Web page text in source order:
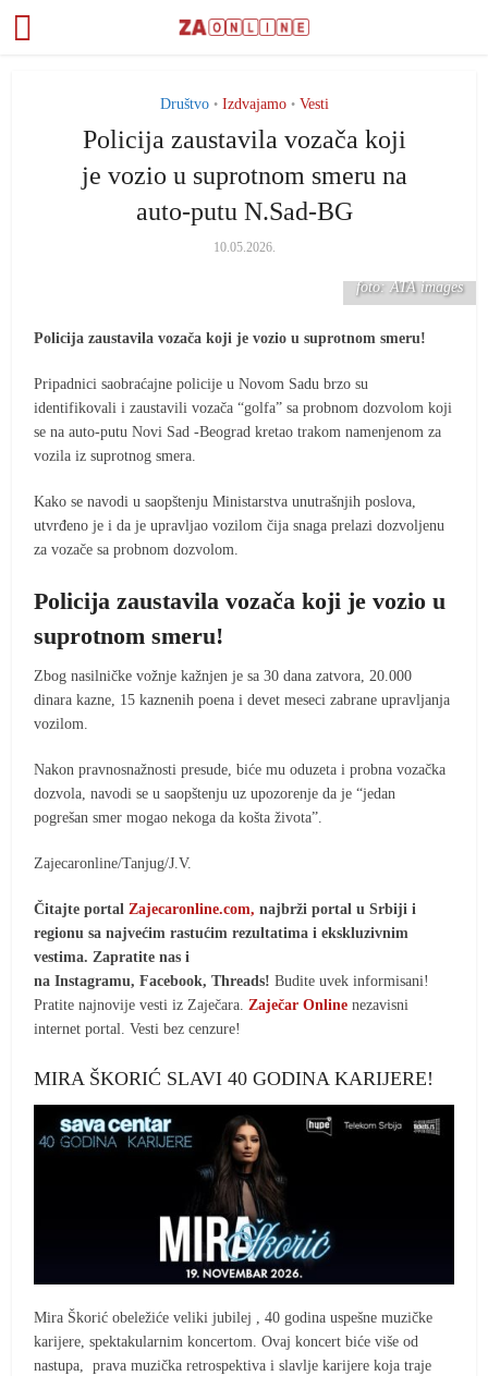
Društvo • Izdvajamo • Vesti
Policija zaustavila vozača koji
je vozio u suprotnom smeru na
auto-putu N.Sad-BG
10.05.2026.
foto: ATA images
Policija zaustavila vozača koji je vozio u suprotnom smeru!
Pripadnici saobraćajne policije u Novom Sadu brzo su
identifikovali i zaustavili vozača “golfa” sa probnom dozvolom koji
se na auto-putu Novi Sad -Beograd kretao trakom namenjenom za
vozila iz suprotnog smera.
Kako se navodi u saopštenju Ministarstva unutrašnjih poslova,
utvrđeno je i da je upravljao vozilom čija snaga prelazi dozvoljenu
za vozače sa probnom dozvolom.
Policija zaustavila vozača koji je vozio u
suprotnom smeru!
Zbog nasilničke vožnje kažnjen je sa 30 dana zatvora, 20.000
dinara kazne, 15 kaznenih poena i devet meseci zabrane upravljanja
vozilom.
Nakon pravnosnažnosti presude, biće mu oduzeta i probna vozačka
dozvola, navodi se u saopštenju uz upozorenje da je “jedan
pogrešan smer mogao nekoga da košta života”.
Zajecaronline/Tanjug/J.V.
Čitajte portalZajecaronline.com, najbrži portal u Srbiji i
regionu sa najvećim rastućim rezultatima i ekskluzivnim
vestima. Zapratite nas i
na Instagramu, Facebook, Threads!Budite uvek informisani!
Pratite najnovije vesti iz Zaječara. Zaječar Onlinenezavisni
internet portal. Vesti bez cenzure!
MIRA ŠKORIĆ SLAVI 40 GODINA KARIJERE!
Mira Škorić obeležiće veliki jubilej , 40 godina uspešne muzičke
karijere, spektakularnim koncertom. Ovaj koncert biće više od
nastupa, prava muzička retrospektiva i slavlje karijere koja traje